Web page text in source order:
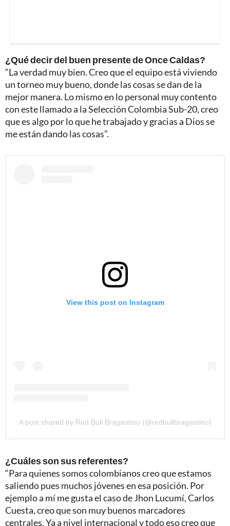
¿Qué decir del buen presente de Once Caldas?
“La verdad muy bien. Creo que el equipo está viviendo
un torneo muy bueno, donde las cosas se dan de la
mejor manera. Lo mismo en lo personal muy contento
con este llamado a la Selección Colombia Sub-20, creo
que es algo por lo que he trabajado y gracias a Dios se
me están dando las cosas”.
View this post on Instagram
A post shared by Red Bull Bragantino (@redbullbragantino)
¿Cuáles son sus referentes?
“Para quienes somos colombianos creo que estamos
saliendo pues muchos jóvenes en esa posición. Por
ejemplo a mí me gusta el caso de Jhon Lucumí, Carlos
Cuesta, creo que son muy buenos marcadores
centrales. Ya a nivel internacional y todo eso creo que